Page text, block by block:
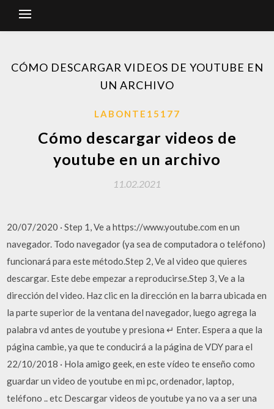
CÓMO DESCARGAR VIDEOS DE YOUTUBE EN
UN ARCHIVO
LABONTE15177
Cómo descargar videos de
youtube en un archivo
11.02.2021
20/07/2020 · Step 1, Ve a https://www.youtube.com en un
navegador. Todo navegador (ya sea de computadora o teléfono)
funcionará para este método.Step 2, Ve al video que quieres
descargar. Este debe empezar a reproducirse.Step 3, Ve a la
dirección del video. Haz clic en la dirección en la barra ubicada en
la parte superior de la ventana del navegador, luego agrega la
palabra vd antes de youtube y presiona ↵ Enter. Espera a que la
página cambie, ya que te conducirá a la página de VDY para el
22/10/2018 · Hola amigo geek, en este vídeo te enseño como
guardar un video de youtube en mi pc, ordenador, laptop,
teléfono .. etc Descargar videos de youtube ya no va a ser una